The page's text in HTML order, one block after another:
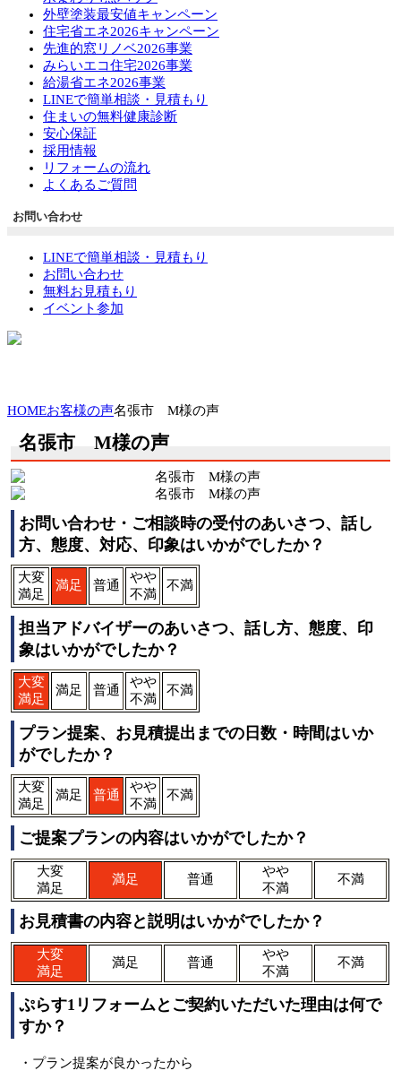
外壁塗装最安値キャンペーン
住宅省エネ2026キャンペーン
先進的窓リノベ2026事業
みらいエコ住宅2026事業
給湯省エネ2026事業
LINEで簡単相談・見積もり
住まいの無料健康診断
安心保証
採用情報
リフォームの流れ
よくあるご質問
お問い合わせ
LINEで簡単相談・見積もり
お問い合わせ
無料お見積もり
イベント参加
HOMEお客様の声名張市 M様の声
名張市 M様の声
お問い合わせ・ご相談時の受付のあいさつ、話し
方、態度、対応、印象はいかがでしたか？
大変
満足
満足 普通
やや
不満
不満
担当アドバイザーのあいさつ、話し方、態度、印
象はいかがでしたか？
大変
満足
満足 普通
やや
不満
不満
プラン提案、お見積提出までの日数・時間はいか
がでしたか？
大変
満足
満足 普通
やや
不満
不満
ご提案プランの内容はいかがでしたか？
大変
満足
満足 普通
やや
不満
不満
お見積書の内容と説明はいかがでしたか？
大変
満足
満足 普通
やや
不満
不満
ぷらす1リフォームとご契約いただいた理由は何で
すか？
・プラン提案が良かったから